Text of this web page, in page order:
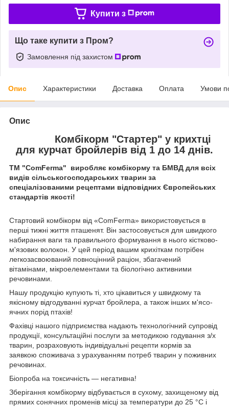
Купити з
Що таке купити з Пром?
Замовлення під захистом
Опис Характеристики Доставка Оплата Умови
Опис
Комбікорм "Стартер" у крихтці
для курчат бройлерів від 1 до 14 днів.
ТМ "ComFerma" виробляє комбікорму та БМВД для всіх
видів сільськогосподарських тварин за
спеціалізованими рецептами відповідних Європейських
стандартів якості!
Стартовий комбікорм від «ComFerma» використовується в
перші тижні життя пташенят. Він застосовується для швидкого
набирання ваги та правильного формування в нього кістково-
м'язових волокон. У цей період вашим крихіткам потрібен
легкозасвоюваний повноцінний раціон, збагачений
вітамінами, мікроелементами та біологічно активними
речовинами.
Нашу продукцію купують ті, хто цікавиться у швидкому та
якісному відгодуванні курчат бройлера, а також інших м'ясо-
ячних порід птахів!
Фахівці нашого підприємства надають технологічний супровід
продукції, консультаційні послуги за методикою годування з/х
тварин, розраховують індивідуальні рецепти кормів за
заявкою споживача з урахуванням потреб тварин у поживних
речовинах.
Біопроба на токсичність — негативна!
Зберігання комбікорму відбувається в сухому, захищеному від
прямих сонячних променів місці за температури до 25 °C і